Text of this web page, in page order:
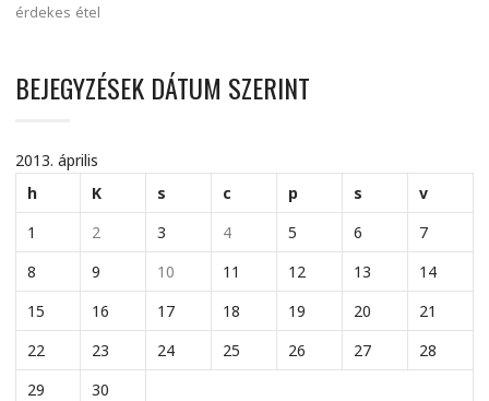
érdekes étel
BEJEGYZÉSEK DÁTUM SZERINT
2013. április
h
K s c p s
v
1
2 3 4 5 6
7
8
9 10 11 12 13
14
15
16 17 18 19 20
21
22
23 24 25 26 27
28
29
30